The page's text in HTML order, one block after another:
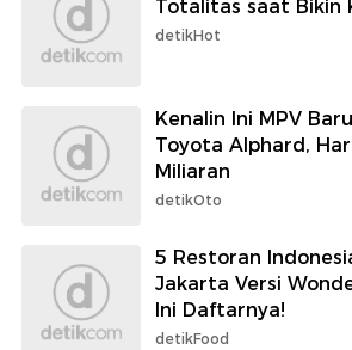
Totalitas saat Bikin
detikHot
Kenalin Ini MPV
Toyota Alphard,
Miliaran
detikOto
5 Restoran
Jakarta Versi
Ini Daftarnya!
detikFood